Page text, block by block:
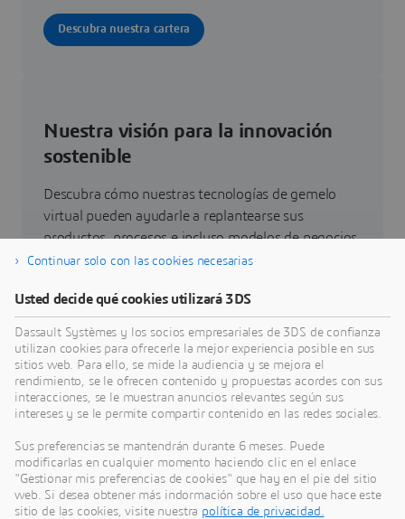
Descubra nuestra cartera
Nuestra visión para la innovación
sostenible
Descubra cómo nuestras tecnologías de gemelo
virtual pueden ayudarle a replantearse sus
productos, procesos e incluso modelos de negocios
que permitan conseguir unas innovaciones
Ir a sostenibilidad
Últimas novedades
Acceso a todas las notas de prensa y recursos de
redes sociales de Dassault Systèmes.
Continuar solo con las cookies necesarias
Usted decide qué cookies utilizará 3DS
Dassault Systèmes y los socios empresariales de 3DS de confianza
utilizan cookies para ofrecerle la mejor experiencia posible en sus
sitios web. Para ello, se mide la audiencia y se mejora el
rendimiento, se le ofrecen contenido y propuestas acordes con sus
interacciones, se le muestran anuncios relevantes según sus
intereses y se le permite compartir contenido en las redes sociales.
Sus preferencias se mantendrán durante 6 meses. Puede
modificarlas en cualquier momento haciendo clic en el enlace
"Gestionar mis preferencias de cookies" que hay en el pie del sitio
web. Si desea obtener más indormación sobre el uso que hace este
sitio de las cookies, visite nuestra política de privacidad.